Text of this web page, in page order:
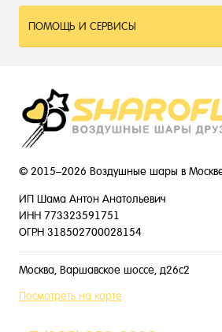
ПОМОЩЬ И СЕРВИСЫ
© 2015–2026 Воздушные шары в Москве
ИП Шама Антон Анатольевич
ИНН 773323591751
ОГРН 318502700028154
Москва, Варшавское шоссе, д26с2
Посмотреть на карте